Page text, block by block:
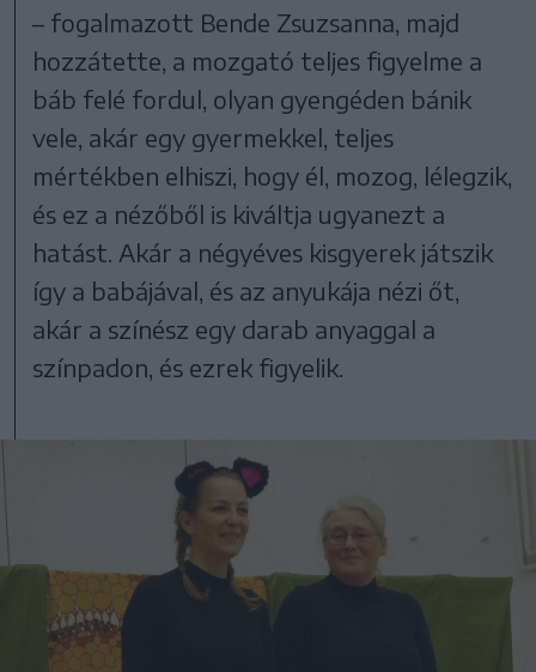
– fogalmazott Bende Zsuzsanna, majd
hozzátette, a mozgató teljes figyelme a
báb felé fordul, olyan gyengéden bánik
vele, akár egy gyermekkel, teljes
mértékben elhiszi, hogy él, mozog, lélegzik,
és ez a nézőből is kiváltja ugyanezt a
hatást. Akár a négyéves kisgyerek játszik
így a babájával, és az anyukája nézi őt,
akár a színész egy darab anyaggal a
színpadon, és ezrek figyelik.